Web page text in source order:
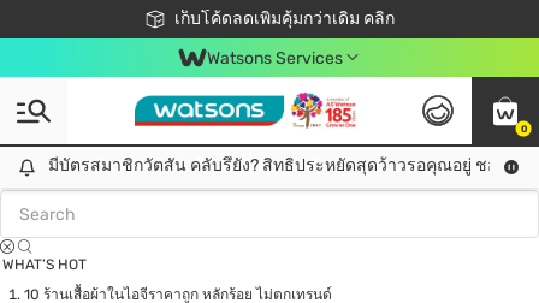
เก็บโค้ดลดเพิ่มคุ้มกว่าเดิม คลิก
ชอปออนไลน์ครั้งแรก ลดเพิ่มจุก ๆ 10%! 🎉
📦ส่งฟรี! เมื่อชอป 499฿
สมาชิกวัตสัน คลับดียังไง?
Watsons Services
0
มีบัตรสมาชิกวัตสัน คลับรึยัง? สิทธิประหยัดสุดว้าวรอคุณอยู่ ชอปคุ้มกว่าเดิม คลิก!
มีบัตรสมาชิกวัตสัน คลับรึยัง? สิทธิประหยัดสุดว้าวรอคุณอยู่ ชอปคุ้มก
Tag:Pickleball0 item(s) found
WHAT’S HOT
10 ร้านเสื้อผ้าในไอจีราคาถูก หลักร้อย ไม่ตกเทรนด์